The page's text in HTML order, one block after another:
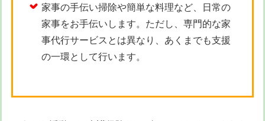
家事の手伝い掃除や簡単な料理など、日常の
家事をお手伝いします。ただし、専門的な家
事代行サービスとは異なり、あくまでも支援
の一環として行います。